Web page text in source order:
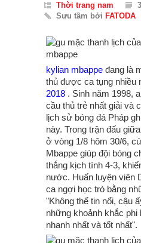
Thời trang nam
Sưu tầm bởi FATODA
kylian mbappe đang là
thủ được ca tụng nhiều
2018 . Sinh năm 1998,
cầu thủ trẻ nhất giải và
lịch sử bóng đá Pháp
này. Trong trận đấu
ở vòng 1/8 hôm 30/6,
Mbappe giúp đội bóng
thắng kịch tính 4-3,
nước. Huấn luyện viên
ca ngợi học trò bằng
"Không thể tin nổi, cậu
những khoảnh khắc phi
nhanh nhất và tốt nhất".